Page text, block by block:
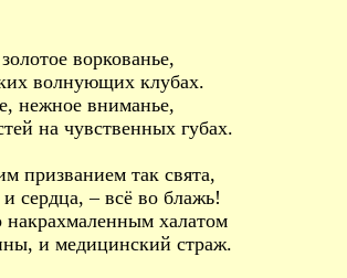
воркованье,
волнующих клубах.
нежное вниманье,
на чувственных губах.
призванием так свята,
сердца, – всё во блажь!
халатом
и медицинский страж.